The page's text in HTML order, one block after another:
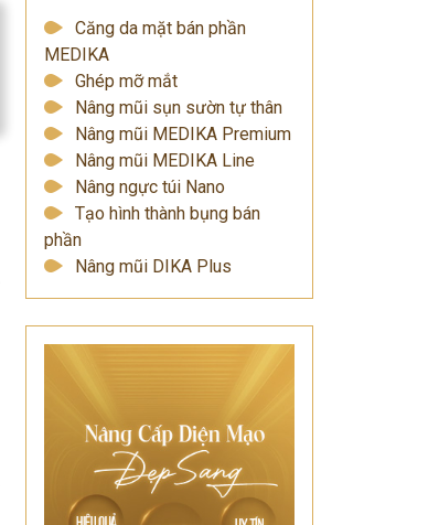
Căng da mặt bán phần
MEDIKA
Ghép mỡ mắt
Nâng mũi sụn sườn tự thân
Nâng mũi MEDIKA Premium
Nâng mũi MEDIKA Line
Nâng ngực túi Nano
Tạo hình thành bụng bán
phần
Nâng mũi DIKA Plus